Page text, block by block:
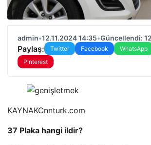
admin•12.11.2024 14:35•Güncellendi:
Paylaş: Twitter Facebook WhatsApp
Pinterest
KAYNAKCnnturk.com
37 Plaka hangi ildir?